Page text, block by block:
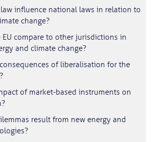
law influence national laws in relation to
change?
EU compare to other jurisdictions in
and climate change?
of liberalisation for the
of market-based instruments on
result from new energy and